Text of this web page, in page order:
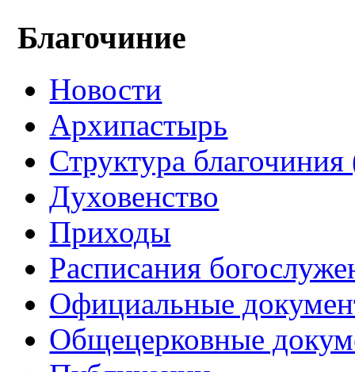
Благочиние
Новости
Архипастырь
Структура
Духовенство
Приходы
Расписания
Официальные
Общецерковные